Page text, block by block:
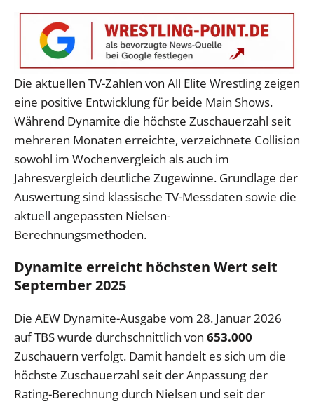
Die aktuellen TV-Zahlen von All Elite Wrestling zeigen
eine positive Entwicklung für beide Main Shows.
Während Dynamite die höchste Zuschauerzahl seit
mehreren Monaten erreichte, verzeichnete Collision
sowohl im Wochenvergleich als auch im
Jahresvergleich deutliche Zugewinne. Grundlage der
Auswertung sind klassische TV-Messdaten sowie die
aktuell angepassten Nielsen-
Berechnungsmethoden.
Dynamite erreicht höchsten Wert seit
September 2025
Die AEW Dynamite-Ausgabe vom 28. Januar 2026
auf TBS wurde durchschnittlich von 653.000
Zuschauern verfolgt. Damit handelt es sich um die
höchste Zuschauerzahl seit der Anpassung der
Rating-Berechnung durch Nielsen und seit der